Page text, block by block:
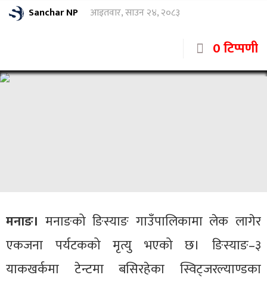
Sanchar NP आइतवार, साउन २४, २०८३
0 टिप्पणी
मनाङ। मनाङको ङिस्याङ गाउँपालिकामा लेक लागेर
एकजना पर्यटकको मृत्यु भएको छ। ङिस्याङ–३
याकखर्कमा टेन्टमा बसिरहेका स्विट्जरल्याण्डका